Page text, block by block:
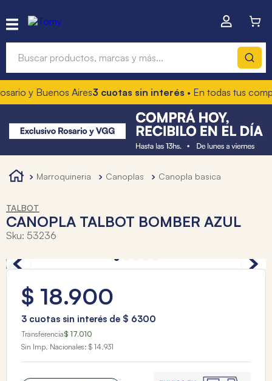
y Buenos Aires3 cuotas sin interés• En todas tus compras
marroquineria canoplas canopla basica
TALBOT
CANOPLA TALBOT BOMBER AZUL
Sku: 53236
$ 18.900
3 cuotas sin interés de $ 6300
Transferencia$ 17.010
Sin Imp. Nacionales: $ 14.931
Términos más buscados
1.
hot wheels
3